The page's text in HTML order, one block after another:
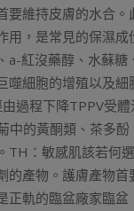
維持皮膚的水合
，是常見的保濕
紅沒藥醇、水蘇
細胞的增殖以及
過程下降TPPV受
的黃酮類、茶多
：敏感肌該若何
產物。護膚產物
軌的臨盆廠家臨